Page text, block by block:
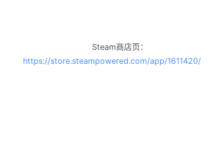
Steam商店页：
https://store.steampowered.com/app/1611420/